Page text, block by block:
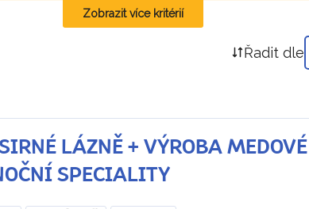
Zobrazit více kritérií
Řadit dle
LÁZNĚ + VÝROBA MEDOVÉ
SPECIALITY